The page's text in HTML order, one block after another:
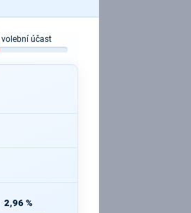
volební účast
2,96 %